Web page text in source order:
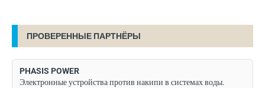
ПРОВЕРЕННЫЕ ПАРТНЁРЫ
PHASIS POWER
Электронные устройства против накипи в системах воды.